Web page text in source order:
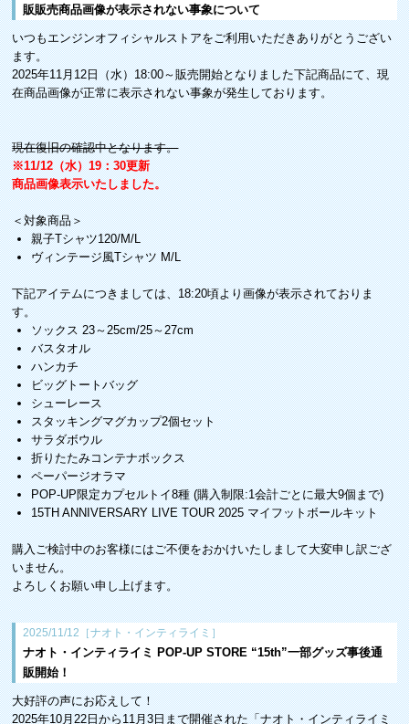
販販売商品画像が表示されない事象について
いつもエンジンオフィシャルストアをご利用いただきありがとうござい
ます。
2025年11月12日（水）18:00～販売開始となりました下記商品にて、現
在商品画像が正常に表示されない事象が発生しております。
現在復旧の確認中となります。
※11/12（水）19：30更新
商品画像表示いたしました。
＜対象商品＞
親子Tシャツ120/M/L
ヴィンテージ風Tシャツ M/L
下記アイテムにつきましては、18:20頃より画像が表示されておりま
す。
ソックス 23～25cm/25～27cm
バスタオル
ハンカチ
ビッグトートバッグ
シューレース
スタッキングマグカップ2個セット
サラダボウル
折りたたみコンテナボックス
ペーパージオラマ
POP-UP限定カプセルトイ8種 (購入制限:1会計ごとに最大9個まで)
15TH ANNIVERSARY LIVE TOUR 2025 マイフットボールキット
購入ご検討中のお客様にはご不便をおかけいたしまして大変申し訳ござ
いません。
よろしくお願い申し上げます。
2025/11/12［ナオト・インティライミ］
ナオト・インティライミ POP-UP STORE “15th”一部グッズ事後通
販開始！
大好評の声にお応えして！
2025年10月22日から11月3日まで開催された「ナオト・インティライミ